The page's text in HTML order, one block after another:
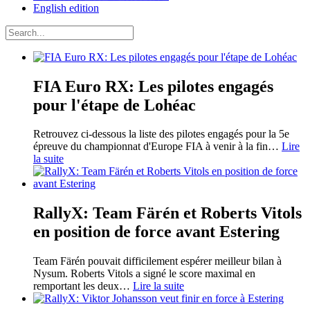
English edition
FIA Euro RX: Les pilotes engagés
pour l'étape de Lohéac
Retrouvez ci-dessous la liste des pilotes engagés pour la 5e
épreuve du championnat d'Europe FIA à venir à la fin… Lire
la suite
RallyX: Team Färén et Roberts Vitols
en position de force avant Estering
Team Färén pouvait difficilement espérer meilleur bilan à
Nysum. Roberts Vitols a signé le score maximal en
remportant les deux… Lire la suite